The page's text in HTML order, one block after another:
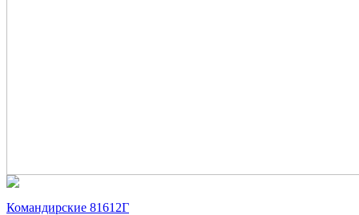
Командирские 81612Г